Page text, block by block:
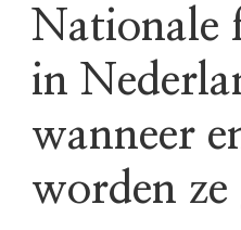
Nationale
in
wanneer
worden ze